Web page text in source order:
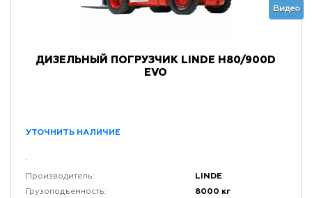
Видео
ДИЗЕЛЬНЫЙ ПОГРУЗЧИК LINDE H80/900D
EVO
УТОЧНИТЬ НАЛИЧИЕ
:
Производитель:
LINDE
Грузоподъемность: 8000 кг